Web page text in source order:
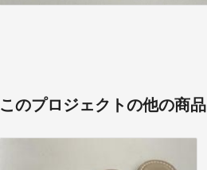
このプロジェクトの他の商品